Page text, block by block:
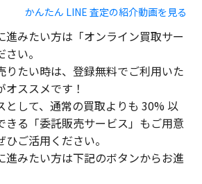
かんたん LINE 査定の紹介動画を見る
進みたい方は「オンライン買取サー
い。
りたい時は、登録無料でご利用いた
ススメです！
として、通常の買取よりも 30% 以
きる「委託販売サービス」もご用意
ご活用ください。
進みたい方は下記のボタンからお進